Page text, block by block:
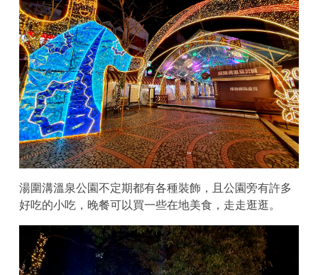
湯圍溝溫泉公園不定期都有各種裝飾，且公園旁有許多
好吃的小吃，晚餐可以買一些在地美食，走走逛逛。